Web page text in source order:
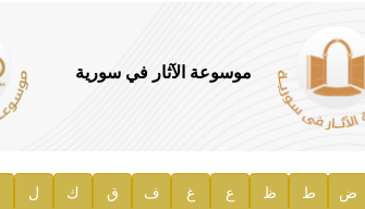
موسوعة الآثار في سورية
ض ط ظ ع غ ف ق ك ل